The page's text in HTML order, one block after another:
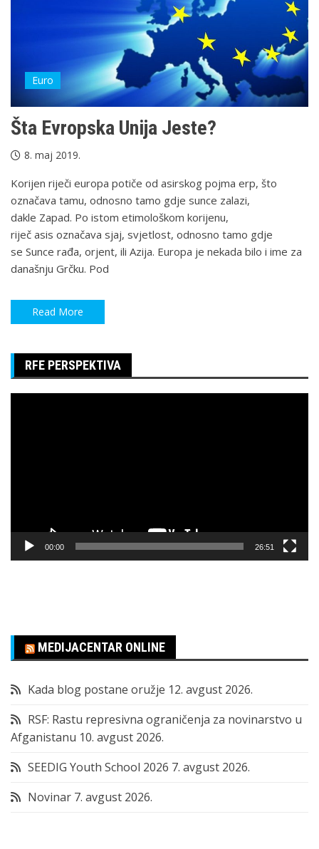
Euro
Šta Evropska Unija Jeste?
8. maj 2019.
Korijen riječi europa potiče od asirskog pojma erp, što
označava tamu, odnosno tamo gdje sunce zalazi,
dakle Zapad. Po istom etimološkom korijenu,
riječ asis označava sjaj, svjetlost, odnosno tamo gdje
se Sunce rađa, orjent, ili Azija. Europa je nekada bilo i ime za
današnju Grčku. Pod
Read More
RFE PERSPEKTIVA
00:00 26:51
MEDIJACENTAR ONLINE
Kada blog postane oružje 12. avgust 2026.
RSF: Rastu represivna ograničenja za novinarstvo u
Afganistanu 10. avgust 2026.
SEEDIG Youth School 2026 7. avgust 2026.
Novinar 7. avgust 2026.